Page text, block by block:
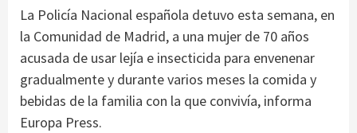
La Policía Nacional española detuvo esta semana, en
la Comunidad de Madrid, a una mujer de 70 años
acusada de usar lejía e insecticida para envenenar
gradualmente y durante varios meses la comida y
bebidas de la familia con la que convivía, informa
Europa Press.